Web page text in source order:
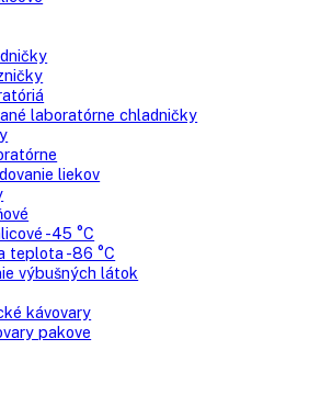
Truhlicové mrazničky
nápojov
laboratórne chladničky
liekov